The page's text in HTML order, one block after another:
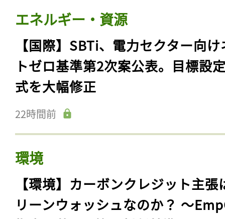
エネルギー・資源
【国際】SBTi、電力セクター向
トゼロ基準第2次案公表。目標設
式を大幅修正
22時間前
環境
【環境】カーボンクレジット主張
リーンウォッシュなのか？ 〜